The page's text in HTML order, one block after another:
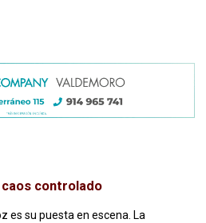
controlado
es su puesta en escena. La